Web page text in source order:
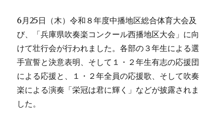
6月25日（木）令和８年度中播地区総合体育大会及
び、「兵庫県吹奏楽コンクール西播地区大会」に向
けて壮行会が行われました。各部の３年生による選
手宣誓と決意表明、そして１・２年生有志の応援団
による応援と、１・２年全員の応援歌、そして吹奏
楽による演奏「栄冠は君に輝く」などが披露されま
した。